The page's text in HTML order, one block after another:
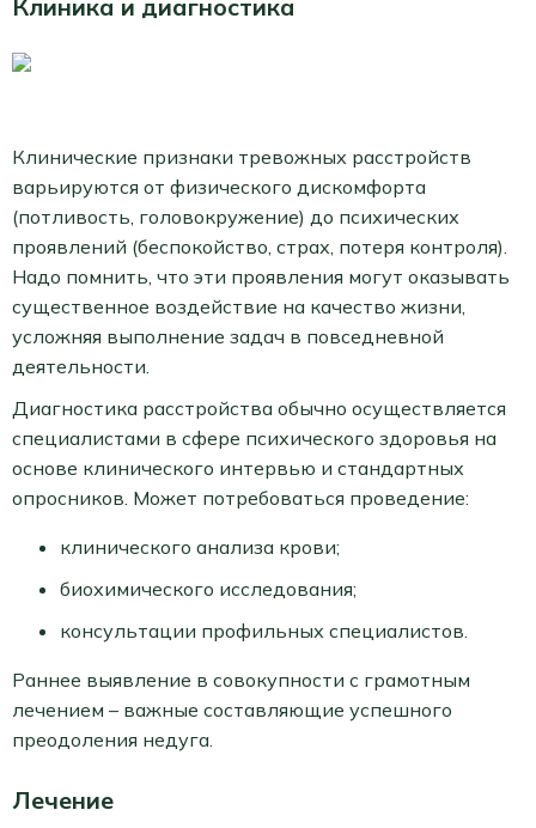
Клиника и диагностика
Клинические признаки тревожных расстройств
варьируются от физического дискомфорта
(потливость, головокружение) до психических
проявлений (беспокойство, страх, потеря контроля).
Надо помнить, что эти проявления могут оказывать
существенное воздействие на качество жизни,
усложняя выполнение задач в повседневной
деятельности.
Диагностика расстройства обычно осуществляется
специалистами в сфере психического здоровья на
основе клинического интервью и стандартных
опросников. Может потребоваться проведение:
клинического анализа крови;
биохимического исследования;
консультации профильных специалистов.
Раннее выявление в совокупности с грамотным
лечением – важные составляющие успешного
преодоления недуга.
Лечение